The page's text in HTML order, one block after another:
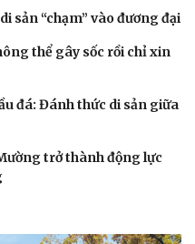
sản “chạm” vào đương đại
thể gây sốc rồi chỉ xin
đá: Đánh thức di sản giữa
trở thành động lực